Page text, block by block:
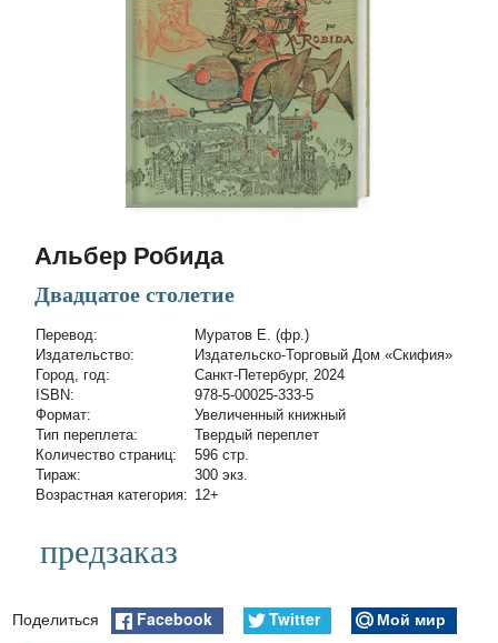
Альбер Робида
Двадцатое столетие
Перевод:
Муратов Е. (фр.)
Издательство:
Издательско-Торговый Дом «Скифия»
Город, год:
Санкт-Петербург, 2024
ISBN:
978-5-00025-333-5
Формат:
Увеличенный книжный
Тип переплета:
Твердый переплет
Количество страниц:
596 стр.
Тираж:
300 экз.
Возрастная категория: 12+
предзаказ
Поделиться Facebook Twitter
Мой мир